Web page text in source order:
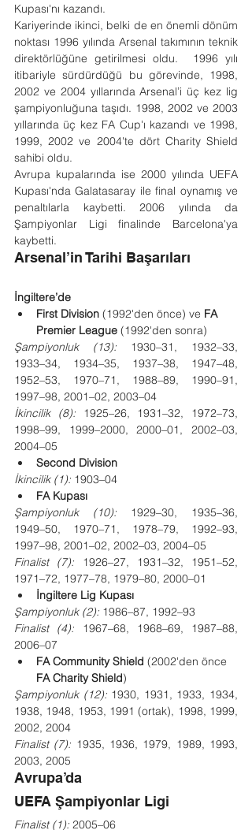
Kupası'nı kazandı.
Kariyerinde ikinci, belki de en önemli dönüm
noktası 1996 yılında Arsenal takımının teknik
direktörlüğüne getirilmesi oldu.  1996 yılı
itibariyle sürdürdüğü bu görevinde, 1998,
2002 ve 2004 yıllarında Arsenal’i üç kez lig
şampiyonluğuna taşıdı. 1998, 2002 ve 2003
yıllarında üç kez FA Cup'ı kazandı ve 1998,
1999, 2002 ve 2004'te dört Charity Shield
sahibi oldu.
Avrupa kupalarında ise 2000 yılında UEFA
Kupası'nda Galatasaray ile final oynamış ve
penaltılarla kaybetti. 2006 yılında da
Şampiyonlar Ligi finalinde Barcelona'ya
kaybetti.
Arsenal’in Tarihi Başarıları
İngiltere’de
First Division (1992'den önce) ve FA
Premier League (1992'den sonra)
Şampiyonluk (13): 1930–31, 1932–33,
1933–34, 1934–35, 1937–38, 1947–48,
1952–53, 1970–71, 1988–89, 1990–91,
1997–98, 2001–02, 2003–04
İkincilik (8): 1925–26, 1931–32, 1972–73,
1998–99, 1999–2000, 2000–01, 2002–03,
2004–05
Second Division
İkincilik (1): 1903–04
FA Kupası
Şampiyonluk (10): 1929–30, 1935–36,
1949–50, 1970–71, 1978–79, 1992–93,
1997–98, 2001–02, 2002–03, 2004–05
Finalist (7): 1926–27, 1931–32, 1951–52,
1971–72, 1977–78, 1979–80, 2000–01
İngiltere Lig Kupası
Şampiyonluk (2): 1986–87, 1992–93
Finalist (4): 1967–68, 1968–69, 1987–88,
2006–07
FA Community Shield (2002'den önce
FA Charity Shield)
Şampiyonluk (12): 1930, 1931, 1933, 1934,
1938, 1948, 1953, 1991 (ortak), 1998, 1999,
2002, 2004
Finalist (7): 1935, 1936, 1979, 1989, 1993,
2003, 2005
Avrupa’da
UEFA Şampiyonlar Ligi
Finalist (1): 2005–06